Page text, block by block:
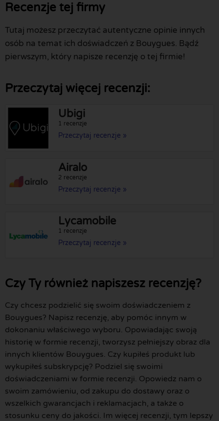
Recenzje tej firmy
Tutaj możesz przeczytać autentyczne opinie innych
osób na temat ich doświadczeń z Bouygues. Bądź
pierwszym, który napisze recenzję o tej firmie!
Przeczytaj więcej recenzji:
Ubigi
1 recenzje
Przeczytaj recenzje »
Airalo
2 recenzje
Przeczytaj recenzje »
Lycamobile
1 recenzje
Przeczytaj recenzje »
Czy Ty również napiszesz recenzję?
Czy chcesz podzielić się swoim doświadczeniem z
Bouygues? Napisz recenzję, aby pomóc innym w
dokonaniu właściwego wyboru. Opowiadając swoją
historię w formie recenzji, tworzysz pełniejszy obraz dla
innych klientów Bouygues. Czy kupiłeś produkt lub
wykupiłeś subskrypcję? Podziel się swoimi
doświadczeniami w formie recenzji. Opowiedz nam o
swoim zamówieniu, od zakupu do dostawy oraz o
wszelkich gwarancjach i reklamacjach, a także o
stosunku ceny do jakości. Im więcej recenzji, tym lepszy